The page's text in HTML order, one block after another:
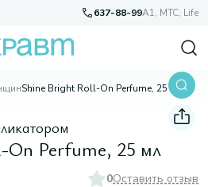
637-88-99A1, МТС, Life
Shine Bright Roll-On Perfume, 25 мл
Perfume, 25 мл
0Оставить отзыв